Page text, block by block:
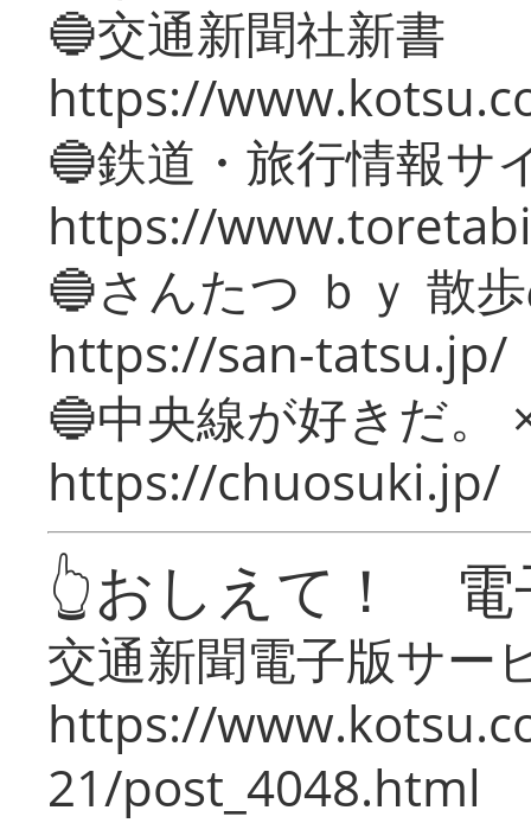
🔵交通新聞社新書
https://
🔵鉄道・旅行情報サ
https://
🔵さんたつ ｂｙ 散
https://san-tatsu.jp/
🔵中央線が好きだ。
https://chuosuki.jp/
👆おしえて！ 電
交通新聞電子版サー
https://
21/post_4048.html